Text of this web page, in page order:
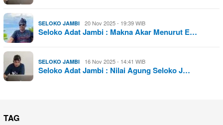
SELOKO JAMBI 20 Nov 2025 - 19:39 WIB
Seloko Adat Jambi : Makna Akar Menurut E…
SELOKO JAMBI 16 Nov 2025 - 14:41 WIB
Seloko Adat Jambi : Nilai Agung Seloko J…
TAG